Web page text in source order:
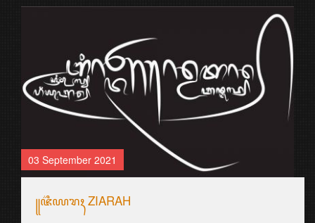
03 September 2021
꧋ꦗ꦳ꦶꦪꦫꦃ ZIARAH